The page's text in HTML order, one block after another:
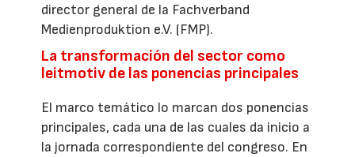
director general de la Fachverband
Medienproduktion e.V. (FMP).
La transformación del sector como
leitmotiv de las ponencias principales
El marco temático lo marcan dos ponencias
principales, cada una de las cuales da inicio a
la jornada correspondiente del congreso. En